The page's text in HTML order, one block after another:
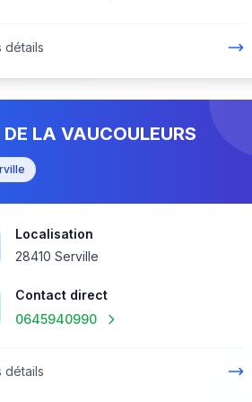
détails
LA VAUCOULEURS
Localisation
28410 Serville
Contact direct
0645940990
détails